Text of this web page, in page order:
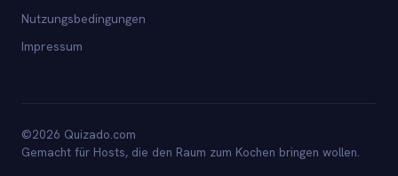
Nutzungsbedingungen
Impressum
©2026 Quizado.com
Gemacht für Hosts, die den Raum zum Kochen bringen wollen.